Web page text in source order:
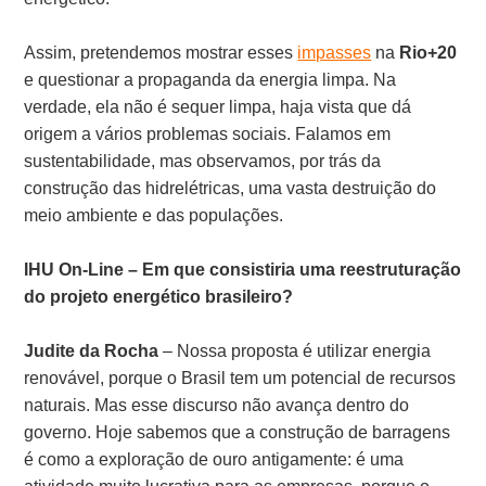
Assim, pretendemos mostrar esses impasses na Rio+20
e questionar a propaganda da energia limpa. Na
verdade, ela não é sequer limpa, haja vista que dá
origem a vários problemas sociais. Falamos em
sustentabilidade, mas observamos, por trás da
construção das hidrelétricas, uma vasta destruição do
meio ambiente e das populações.
IHU On-Line – Em que consistiria uma reestruturação
do projeto energético brasileiro?
Judite da Rocha – Nossa proposta é utilizar energia
renovável, porque o Brasil tem um potencial de recursos
naturais. Mas esse discurso não avança dentro do
governo. Hoje sabemos que a construção de barragens
é como a exploração de ouro antigamente: é uma